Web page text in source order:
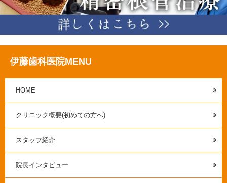
伊藤歯科医院MENU
HOME
クリニック概要(初めての方へ)
スタッフ紹介
院長インタビュー